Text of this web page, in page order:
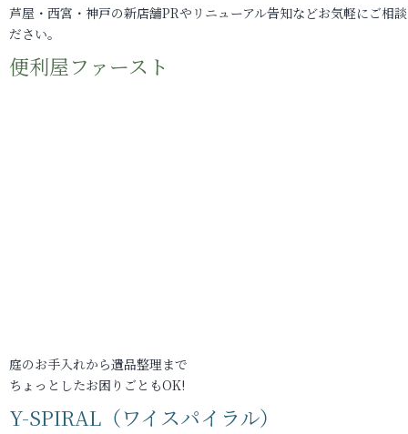
芦屋・西宮・神戸の新店舗PRやリニューアル告知などお気軽にご相
ださい。
便利屋ファースト
庭のお手入れから遺品整理まで
ちょっとしたお困りごともOK!
Y-SPIRAL（ワイスパイラル）